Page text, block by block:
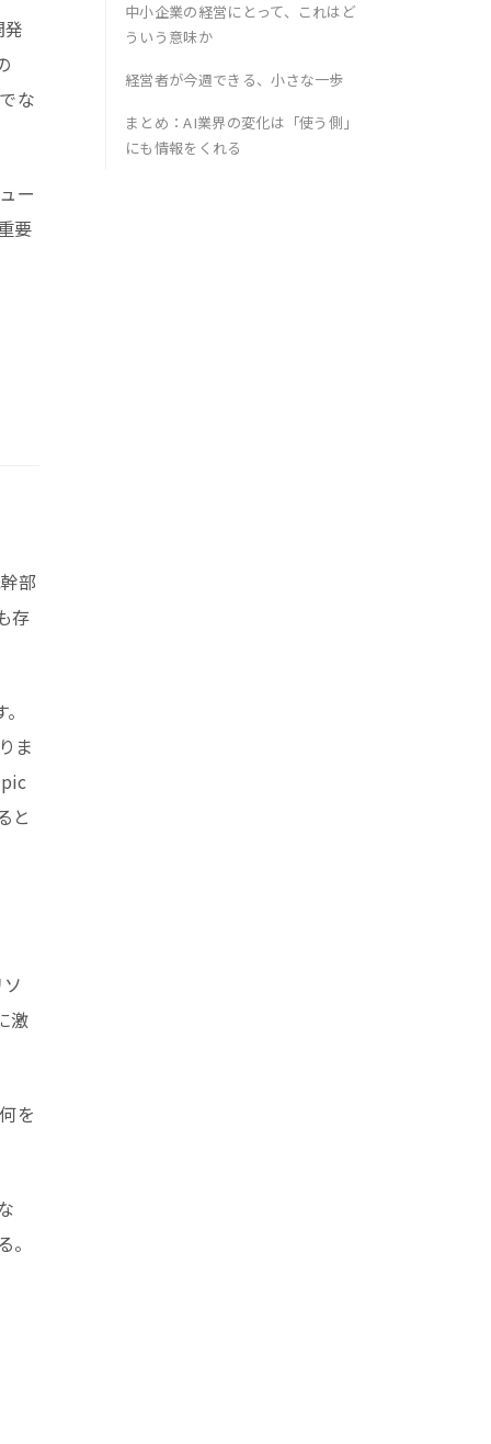
な
ー
要
部
存
ま
と
激
を
中小企業の経営にとって、これはど
ういう意味か
経営者が今週できる、小さな一歩
まとめ：AI業界の変化は「使う側」
にも情報をくれる